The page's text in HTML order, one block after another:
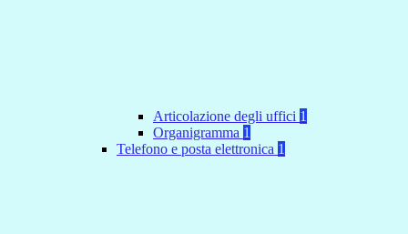
Articolazione degli uffici 1
Organigramma 1
Telefono e posta elettronica 1